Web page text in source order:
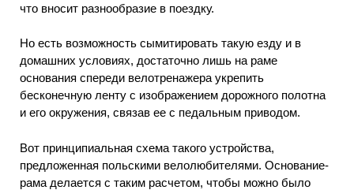
что вносит разнообразие в поездку.
Но есть возможность сымитировать такую езду и в
домашних условиях, достаточно лишь на раме
основания спереди велотренажера укрепить
бесконечную ленту с изображением дорожного полотна
и его окружения, связав ее с педальным приводом.
Вот принципиальная схема такого устройства,
предложенная польскими велолюбителями. Основание-
рама делается с таким расчетом, чтобы можно было